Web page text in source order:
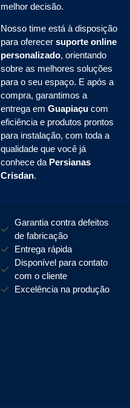
melhor decisão.
Nosso time está à disposição
para oferecer suporte online
personalizado, orientando
sobre as melhores soluções
para o seu espaço. E após a
compra, garantimos a
entrega em Guapiaçu com
eficiência e produtos prontos
para instalação, com toda a
qualidade que você já
conhece da Persianas
Crisdan.
Garantia contra defeitos
de fabricação
Entrega rápida
Disponível para contato
com o cliente
Excelência na produção